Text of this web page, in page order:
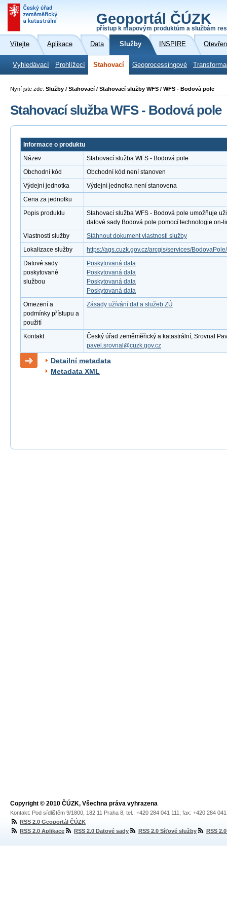
Geoportál ČÚZK
přístup k mapovým produktům a službám
Vítejte Aplikace Data Služby INSPIRE
Vyhledávací Prohlížecí Stahovací Geoprocessingové
Nyní jste zde: Služby / Stahovací / Stahovací služby WFS / WFS - Bodová pole
Stahovací služba WFS - Bodová pole
Informace o produktu
Název
Stahovací služba WFS - Bodová pole
Obchodní kód
Obchodní kód není stanoven
Výdejní jednotka
Výdejní jednotka není stanovena
Cena za jednotku
Popis produktu
Stahovací služba WFS - Bodová pole umožňuje
datové sady Bodová pole pomocí technologie on-
Vlastnosti služby
Stáhnout dokument vlastnosti služby
Lokalizace služby
https://ags.cuzk.gov.cz/arcgis/services/
Datové sady
poskytované
službou
Poskytovaná data
Poskytovaná data
Poskytovaná data
Poskytovaná data
Omezení a
podmínky přístupu a
použití
Zásady užívání dat a služeb ZÚ
Kontakt
Český úřad zeměměřický a katastrální, Srovnal
pavel.srovnal@cuzk.gov.cz
Detailní metadata
Metadata XML
Copyright © 2010 ČÚZK, Všechna práva vyhrazena
Kontakt: Pod sídlištěm 9/1800, 182 11 Praha 8, tel.: +420 284 041 111, fax: +420 284
RSS 2.0 Geoportál ČÚZK
RSS 2.0 Aplikace
RSS 2.0 Datové sady RSS 2.0 Síťové služby RSS